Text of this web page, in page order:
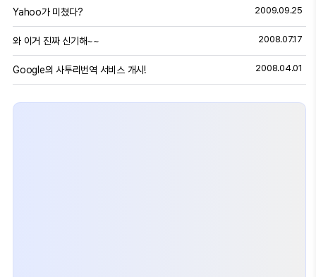
Yahoo가 미쳤다? 2009.09.25
와 이거 진짜 신기해~~ 2008.07.17
Google의 사투리번역 서비스 개시! 2008.04.01